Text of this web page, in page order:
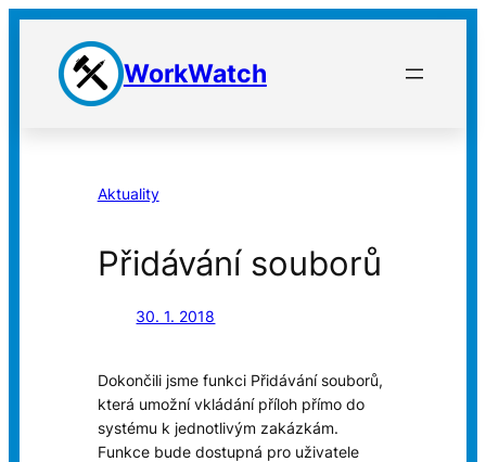
obsah
WorkWatch
Aktuality
Přidávání souborů
30. 1. 2018
Dokončili jsme funkci Přidávání souborů,
která umožní vkládání příloh přímo do
systému k jednotlivým zakázkám.
Funkce bude dostupná pro uživatele